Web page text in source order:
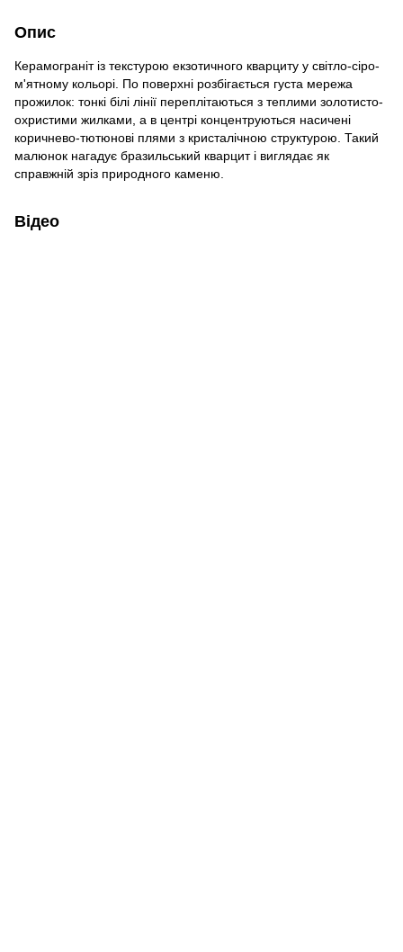
Опис
Керамограніт із текстурою екзотичного кварциту у світло-сіро-
м'ятному кольорі. По поверхні розбігається густа мережа
прожилок: тонкі білі лінії переплітаються з теплими золотисто-
охристими жилками, а в центрі концентруються насичені
коричнево-тютюнові плями з кристалічною структурою. Такий
малюнок нагадує бразильський кварцит і виглядає як
справжній зріз природного каменю.
Відео